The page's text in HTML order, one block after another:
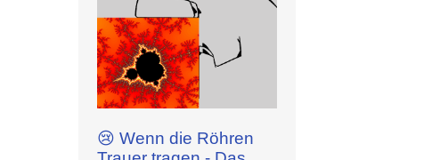
😢 Wenn die Röhren